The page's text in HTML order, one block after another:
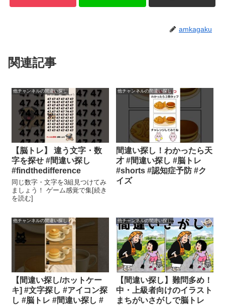
amkagaku
関連記事
他チャンネルの間違い探し
【脳トレ】 違う文字・数
字を探せ #間違い探し
#findthedifference
同じ数字・文字を3組見つけてみ
ましょう！ ゲーム感覚で集[続き
を読む]
他チャンネルの間違い探し
間違い探し！わかったら天
才 #間違い探し #脳トレ
#shorts #認知症予防 #ク
イズ
他チャンネルの間違い探し
【間違い探し/ホットケー
キ] #文字探し #アイコン探
し #脳トレ #間違い探し #
他チャンネルの間違い探し
【間違い探し】難問多め！
中・上級者向けのイラスト
まちがいさがしで脳トレ